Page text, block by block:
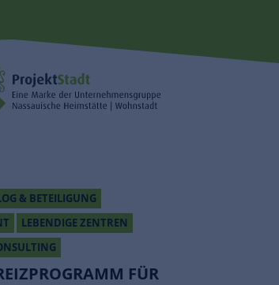
& BETEILIGUNG
LEBENDIGE ZENTREN
FÜR